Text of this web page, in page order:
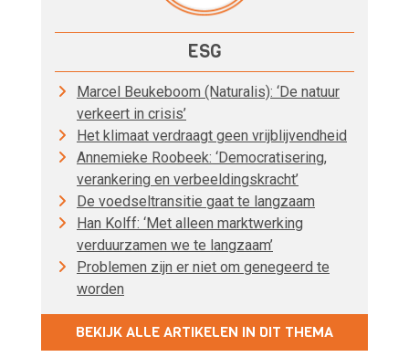
ESG
Marcel Beukeboom (Naturalis): ‘De natuur
verkeert in crisis’
Het klimaat verdraagt geen vrijblijvendheid
Annemieke Roobeek: ‘Democratisering,
verankering en verbeeldingskracht’
De voedseltransitie gaat te langzaam
Han Kolff: ‘Met alleen marktwerking
verduurzamen we te langzaam’
Problemen zijn er niet om genegeerd te
worden
BEKIJK ALLE ARTIKELEN IN DIT THEMA